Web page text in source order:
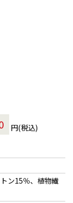
円(税込)
ン15％、植物繊